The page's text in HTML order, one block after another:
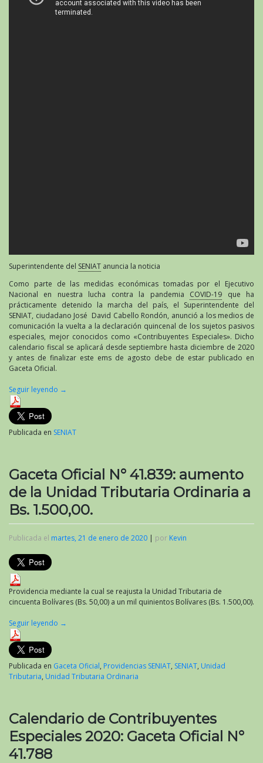
Superintendente del SENIAT anuncia la noticia
Como parte de las medidas económicas tomadas por el Ejecutivo
Nacional en nuestra lucha contra la pandemia COVID-19 que ha
prácticamente detenido la marcha del país, el Superintendente del
SENIAT, ciudadano José David Cabello Rondón, anunció a los medios de
comunicación la vuelta a la declaración quincenal de los sujetos pasivos
especiales, mejor conocidos como «Contribuyentes Especiales». Dicho
calendario fiscal se aplicará desde septiembre hasta diciembre de 2020
y antes de finalizar este ems de agosto debe de estar publicado en
Gaceta Oficial.
Seguir leyendo →
Publicada en SENIAT
Gaceta Oficial N° 41.839: aumento
de la Unidad Tributaria Ordinaria a
Bs. 1.500,00.
Publicada el martes, 21 de enero de 2020 | por Kevin
Providencia mediante la cual se reajusta la Unidad Tributaria de
cincuenta Bolívares (Bs. 50,00) a un mil quinientos Bolívares (Bs. 1.500,00).
Seguir leyendo →
Publicada en Gaceta Oficial, Providencias SENIAT, SENIAT, Unidad
Tributaria, Unidad Tributaria Ordinaria
Calendario de Contribuyentes
Especiales 2020: Gaceta Oficial N°
41.788